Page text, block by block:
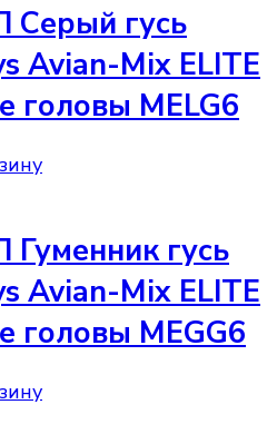
гусь
Avian-Mix ELITE
головы MELG6
гусь
Avian-Mix ELITE
головы MEGG6